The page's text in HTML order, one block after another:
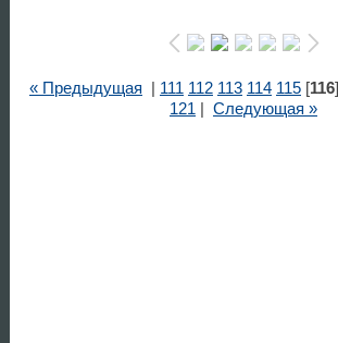
« Предыдущая 111 112 113 114 115[116]
121
Следующая »